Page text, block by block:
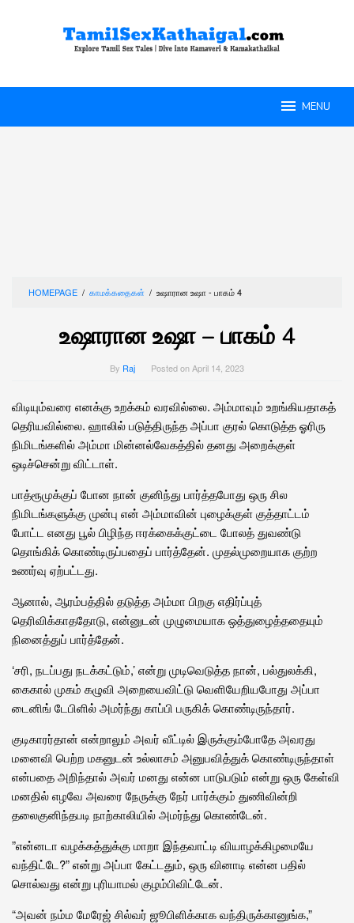
MENU
HOMEPAGE / காமக்கதைகள் / உஷாரான உஷா - பாகம் 4
உஷாரான உஷா – பாகம் 4
By Raj Posted on April 14, 2023
விடியும்வரை எனக்கு உறக்கம் வரவில்லை. அம்மாவும் உறங்கியதாகத்
தெரியவில்லை. ஹாலில் படுத்திருந்த அப்பா குரல் கொடுத்த ஓரிரு
நிமிடங்களில் அம்மா மின்னல்வேகத்தில் தனது அறைக்குள்
ஒடிச்சென்று விட்டாள்.
பாத்ரூமுக்குப் போன நான் குனிந்து பார்த்தபோது ஒரு சில
நிமிடங்களுக்கு முன்பு என் அம்மாவின் புழைக்குள் குத்தாட்டம்
போட்ட எனது பூல் பிழிந்த ஈரக்கைக்குட்டை போலத் துவண்டு
தொங்கிக் கொண்டிருப்பதைப் பார்த்தேன். முதல்முறையாக குற்ற
உணர்வு ஏற்பட்டது.
ஆனால், ஆரம்பத்தில் தடுத்த அம்மா பிறகு எதிர்ப்புத்
தெரிவிக்காததோடு, என்னுடன் முழுமையாக ஒத்துழைத்ததையும்
நினைத்துப் பார்த்தேன்.
‘சரி, நடப்பது நடக்கட்டும்,’ என்று முடிவெடுத்த நான், பல்துலக்கி,
கைகால் முகம் கழுவி அறையைவிட்டு வெளியேறியபோது அப்பா
டைனிங் டேபிளில் அமர்ந்து காப்பி பருகிக் கொண்டிருந்தார்.
குடிகாரர்தான் என்றாலும் அவர் வீட்டில் இருக்கும்போதே அவரது
மனைவி பெற்ற மகனுடன் உல்லாசம் அனுபவித்துக் கொண்டிருந்தாள்
என்பதை அறிந்தால் அவர் மனது என்ன பாடுபடும் என்று ஒரு கேள்வி
மனதில் எழவே அவரை நேருக்கு நேர் பார்க்கும் துணிவின்றி
தலைகுனிந்தபடி நாற்காலியில் அமர்ந்து கொண்டேன்.
”என்னடா வழக்கத்துக்கு மாறா இந்தவாட்டி வியாழக்கிழமையே
வந்திட்டே?” என்று அப்பா கேட்டதும், ஒரு வினாடி என்ன பதில்
சொல்வது என்று புரியாமல் குழம்பிவிட்டேன்.
“அவன் நம்ம மேரேஜ் சில்வர் ஜூபிளிக்காக வந்திருக்கானுங்க,”